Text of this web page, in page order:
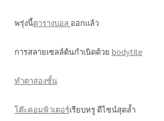
พรุ่งนี้ตารางบอล ออกแล้ว
การสลายเซลล์ต้นกำเนิดด้วย bodytite
ทำตาสองชั้น
โต๊ะคอมพิวเตอร์เรียบหรู ดีไซน์สุดล้ำ